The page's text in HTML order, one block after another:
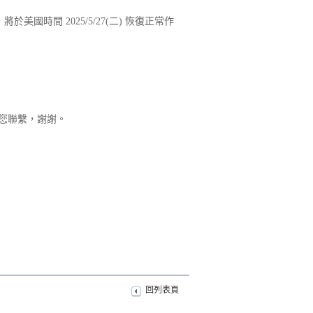
於美國時間 2025/5/27(二) 恢復正常作
聯繫，謝謝。
回列表頁